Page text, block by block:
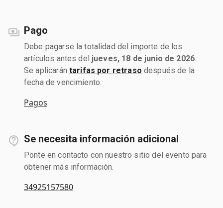
Pago
Debe pagarse la totalidad del importe de los
artículos antes del jueves, 18 de junio de 2026
Se aplicarán tarifas por retraso después de la
fecha de vencimiento.
Pagos
Se necesita información adicional
Ponte en contacto con nuestro sitio del evento para
obtener más información.
34925157580